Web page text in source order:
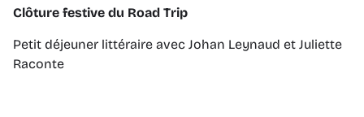
Clôture festive du Road Trip
Petit déjeuner littéraire avec Johan Leynaud et Juliette
Raconte